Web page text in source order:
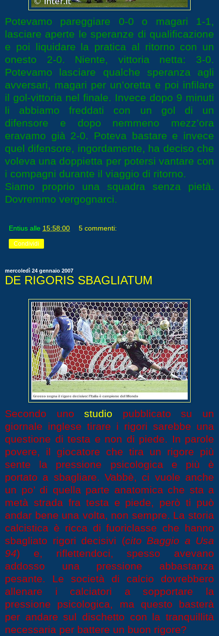
Potevamo pareggiare 0-0 o magari 1-1,
lasciare aperte le speranze di qualificazione
e poi liquidare la pratica al ritorno con un
onesto 2-0. Niente, vittoria netta: 3-0.
Potevamo lasciare qualche speranza agli
avversari, magari per un’oretta e poi infilare
il gol-vittoria nel finale. Invece dopo 9 minuti
li abbiamo freddati con un gol di un
difensore e dopo nemmeno mezz’ora
eravamo già 2-0. Poteva bastare e invece
quel difensore, ingordamente, ha deciso che
voleva una doppietta per potersi vantare con
i compagni durante il viaggio di ritorno.
Siamo proprio una squadra senza pietà.
Dovremmo vergognarci.
Entius alle 15:58:00 5 commenti:
Condividi
mercoledì 24 gennaio 2007
DE RIGORIS SBAGLIATUM
Secondo unostudio
pubblicato su un
giornale inglese tirare i rigori sarebbe una
questione di testa e non di piede. In parole
povere, il giocatore che tira un rigore più
sente la pressione psicologica e più è
portato a sbagliare. Vabbè, ci vuole anche
un po’ di quella parte anatomica che sta a
metà strada fra testa e piede, però ti può
andar bene una volta, non sempre. La storia
calcistica è ricca di fuoriclasse che hanno
sbagliato rigori decisivi (cito Baggio a Usa
94) e, riflettendoci, spesso avevano
addosso una pressione abbastanza
pesante. Le società di calcio dovrebbero
allenare i calciatori a sopportare la
pressione psicologica, ma questo basterà
per andare sul dischetto con la tranquillità
necessaria per battere un buon rigore?